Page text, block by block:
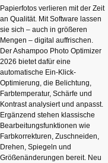
Papierfotos verlieren mit der Zeit
an Qualität. Mit Software lassen
sie sich – auch in größeren
Mengen – digital auffrischen.
Der Ashampoo Photo Optimizer
2026 bietet dafür eine
automatische Ein-Klick-
Optimierung, die Belichtung,
Farbtemperatur, Schärfe und
Kontrast analysiert und anpasst.
Ergänzend stehen klassische
Bearbeitungsfunktionen wie
Farbkorrekturen, Zuschneiden,
Drehen, Spiegeln und
Größenänderungen bereit. Neu